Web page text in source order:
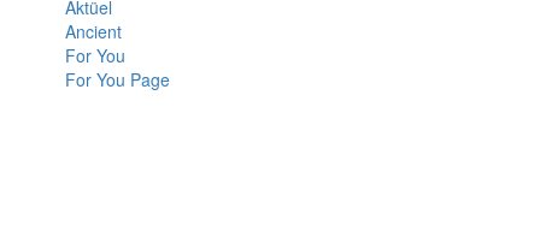
Aktüel
Ancient
For You
For You Page